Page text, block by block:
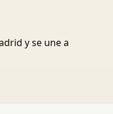
y se une a